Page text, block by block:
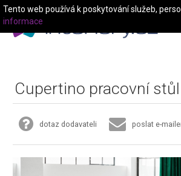
Cupertino pracovní stůl
dotaz dodavateli poslat e-
Tento web používá k poskytování služeb,
informace